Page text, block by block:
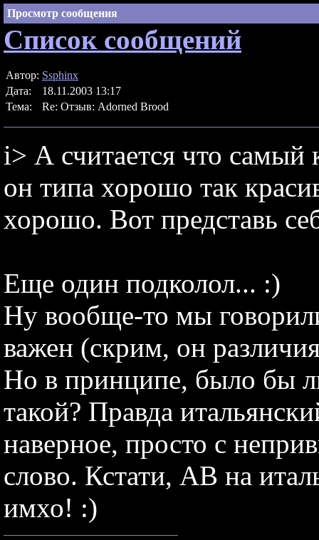
Просмотр сообщения
Список сообщений
Автор: Ssphinx
Дата:
18.11.2003 13:17
Тема:
Re: Отзыв: Adorned Brood
i> А считается что самый
он типа хорошо так
хорошо. Вот представь
Еще один подколол... :)
Ну вообще-то мы
важен (скрим, он
Но в принципе, было бы
такой? Правда
наверное, просто с
слово. Кстати, AB на
имхо! :)